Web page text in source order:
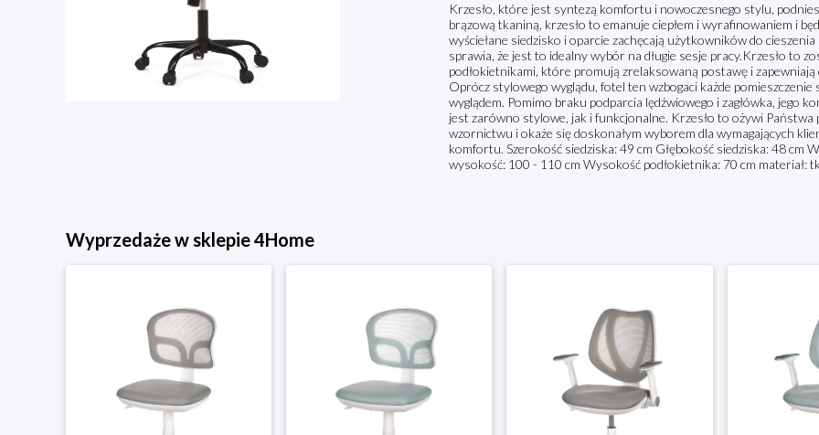
Krzesło, które jest syntezą komfortu i nowoczesnego stylu,
brązową tkaniną, krzesło to emanuje ciepłem i wyrafinowaniem i
wyściełane siedzisko i oparcie zachęcają użytkowników do
sprawia, że jest to idealny wybór na długie sesje pracy.Krzesło to
podłokietnikami, które promują zrelaksowaną postawę i
Oprócz stylowego wyglądu, fotel ten wzbogaci każde
wyglądem. Pomimo braku podparcia lędźwiowego i zagłówka, jego
jest zarówno stylowe, jak i funkcjonalne. Krzesło to ożywi
wzornictwu i okaże się doskonałym wyborem dla wymagających
komfortu. Szerokość siedziska: 49 cm Głębokość siedziska: 48 cm
wysokość: 100 - 110 cm Wysokość podłokietnika: 70 cm materiał:
Wyprzedaże w sklepie 4Home